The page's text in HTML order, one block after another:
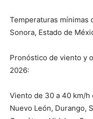
Temperaturas mínimas
Sonora, Estado de
Pronóstico de viento y
2026:
Viento de 30 a 40 km/h
Nuevo León, Durango,